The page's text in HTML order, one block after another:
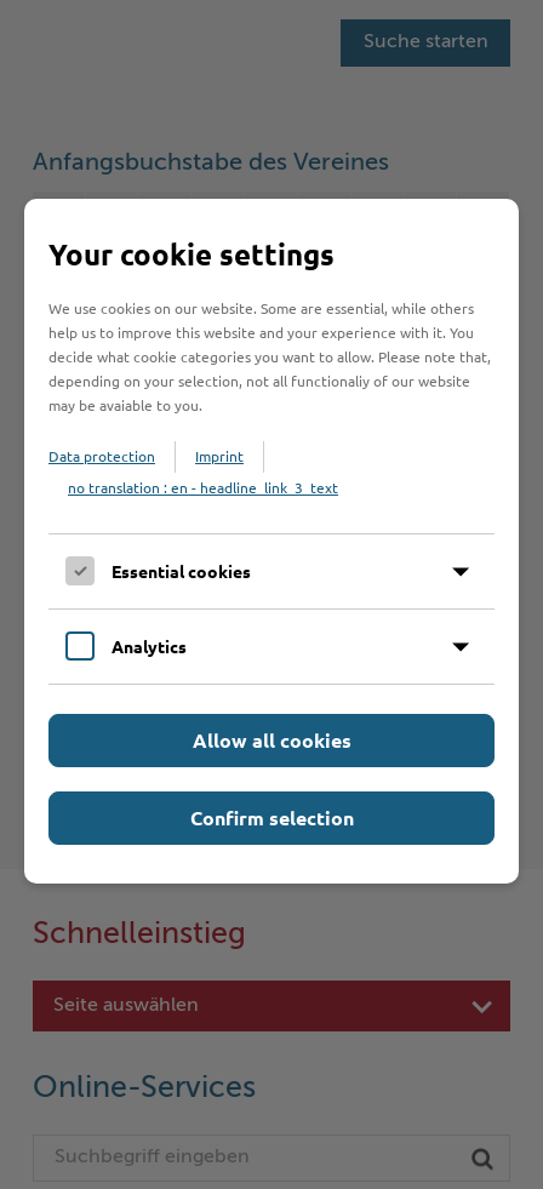
Anfangsbuchstabe des Vereines
J K L M N O
W
Verein anmelden
Sie vermissen einen Eintrag in der Liste? Melden Sie
Verein anmelden
Haftungsauschluss
Hinweise zum Haftungsausschluß bei Links zu anderen
Internet-Seiten entnehmen Sie bitte den
Schnelleinstieg
Seite auswählen
Online-Services
Your cookie settings
We use cookies on our website. Some are essential, while others
help us to improve this website and your experience with it. You
decide what cookie categories you want to allow. Please note that,
depending on your selection, not all functionaliy of our website
may be avaiable to you.
Data protection
Imprint
no translation : en - headline_link_3_text
Essential cookies
Analytics
Allow all cookies
Confirm selection